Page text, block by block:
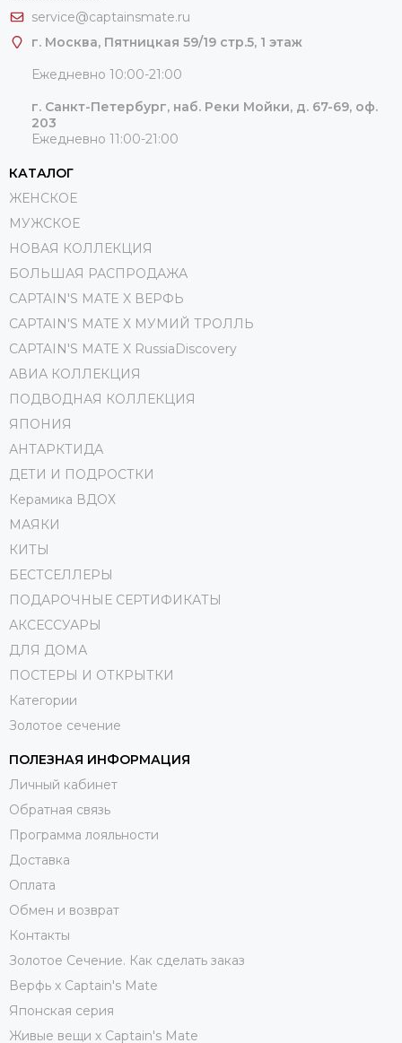
service@captainsmate.ru
г. Москва, Пятницкая 59/19 стр.5, 1 этаж
Ежедневно 10:00-21:00
г. Санкт-Петербург, наб. Реки Мойки, д. 67-69, оф.
203
Ежедневно 11:00-21:00
КАТАЛОГ
ЖЕНСКОЕ
МУЖСКОЕ
НОВАЯ КОЛЛЕКЦИЯ
БОЛЬШАЯ РАСПРОДАЖА
CAPTAIN'S MATE X ВЕРФЬ
CAPTAIN'S MATE Х МУМИЙ ТРОЛЛЬ
CAPTAIN'S MATE X RussiaDiscovery
АВИА КОЛЛЕКЦИЯ
ПОДВОДНАЯ КОЛЛЕКЦИЯ
ЯПОНИЯ
АНТАРКТИДА
ДЕТИ И ПОДРОСТКИ
Керамика ВДОХ
МАЯКИ
КИТЫ
БЕСТСЕЛЛЕРЫ
ПОДАРОЧНЫЕ СЕРТИФИКАТЫ
АКСЕССУАРЫ
ДЛЯ ДОМА
ПОСТЕРЫ И ОТКРЫТКИ
Категории
Золотое сечение
ПОЛЕЗНАЯ ИНФОРМАЦИЯ
Личный кабинет
Обратная связь
Программа лояльности
Доставка
Оплата
Обмен и возврат
Контакты
Золотое Сечение. Как сделать заказ
Верфь х Captain's Mate
Японская серия
Живые вещи х Captain's Mate